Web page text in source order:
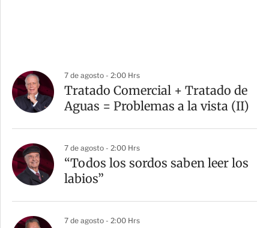
7 de agosto - 2:00 Hrs
Tratado Comercial + Tratado de
Aguas = Problemas a la vista (II)
7 de agosto - 2:00 Hrs
“Todos los sordos saben leer los
labios”
7 de agosto - 2:00 Hrs